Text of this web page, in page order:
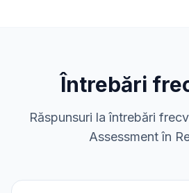
Întrebări
Răspunsuri la întrebări
Assessment în